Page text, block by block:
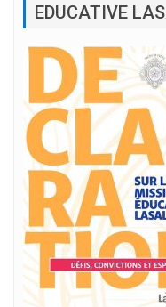
EDUCATIVE